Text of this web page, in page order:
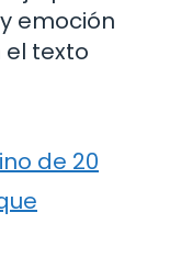
emoción
el texto
de 20